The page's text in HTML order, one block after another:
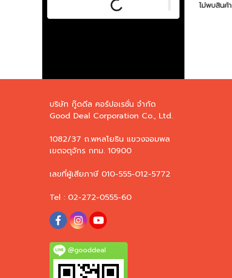
ไม่พบสินค้า
บริษัท กู๊ดดีล คอร์ปอเรชั่น จำกัด
Good Deal Corporation Co., Ltd.
1082/37 ถ.พหลโยธิน แขวงจอมพล
เขตจตุจักร กทม. 10900
เลขที่ผู้เสียภาษี 010-555-012-5772
Tel : 02-272-0555-60
@gooddeal